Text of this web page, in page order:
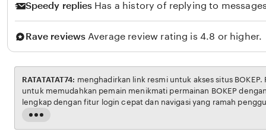
Speedy replies Has a history of replying to
Rave reviews Average review rating is 4.8 or higher.
Read
the
RATATATAT74:
untuk memudahkan pemain menikmati permainan BOKEP dengan aman dan transparan,
lengkap dengan fitur login cepat dan navigasi yang ramah pengguna. Setiap transaksi
dijamin aman, sementara update hasil dan informasi permainan selalu tersedia secara real-